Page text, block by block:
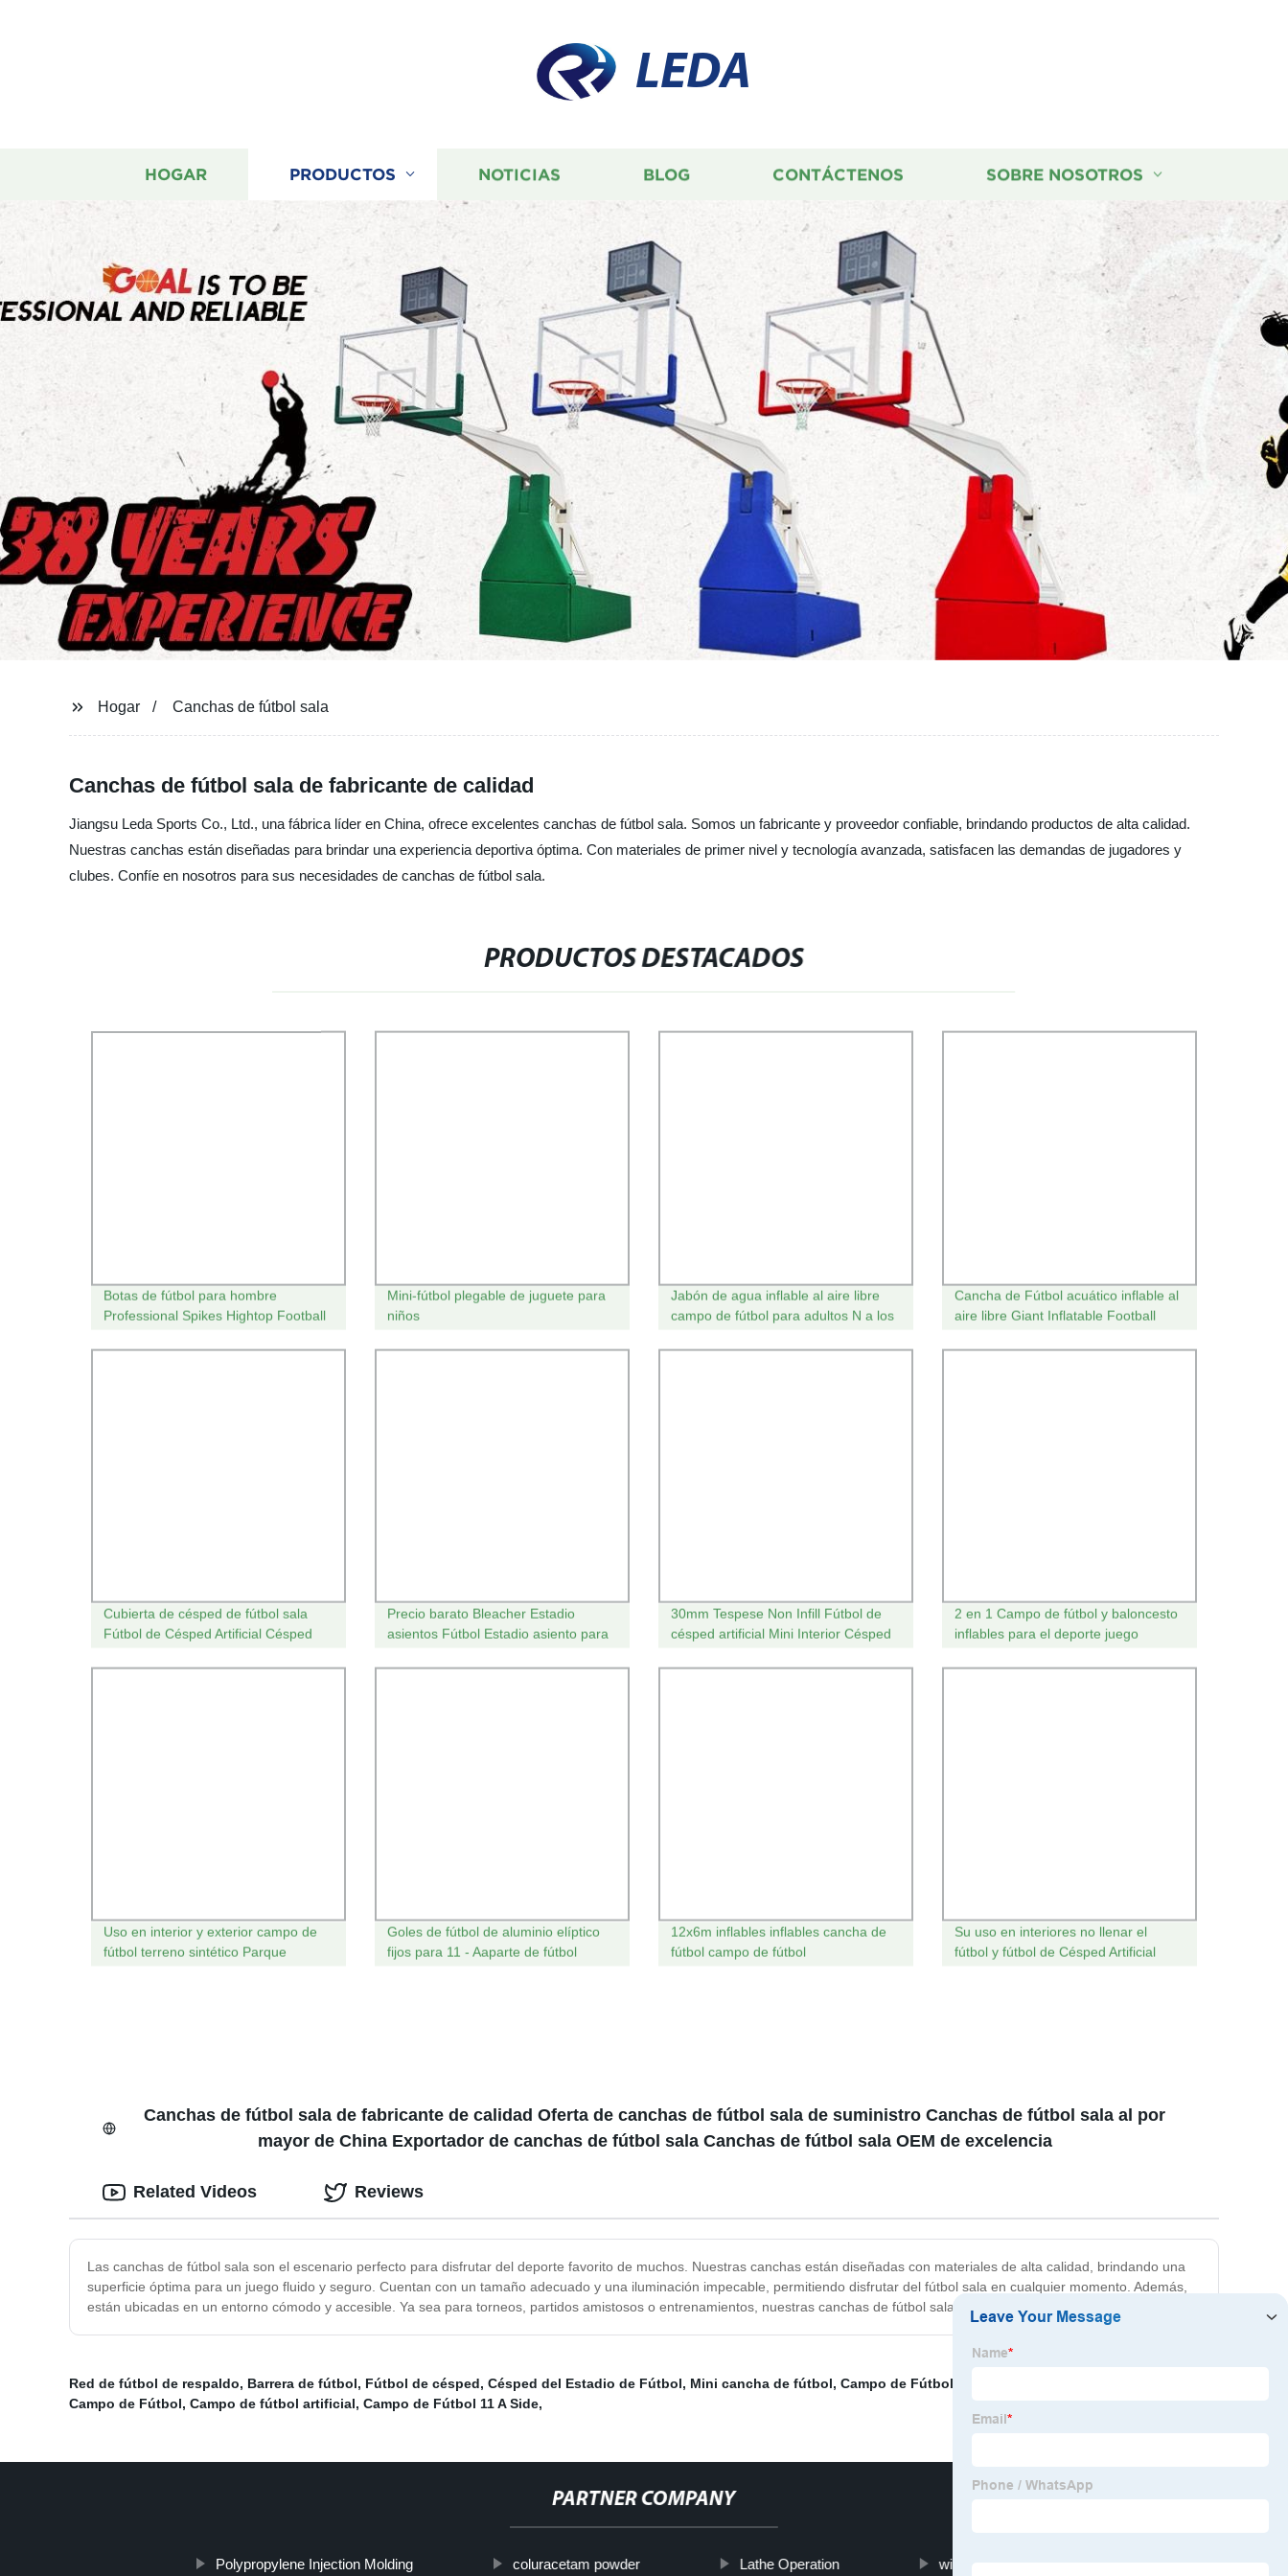
LEDA
HOGAR PRODUCTOS NOTICIAS BLOG CONTÁCTENOS SOBRE NOSOTROS
Hogar Canchas de fútbol sala
Canchas de fútbol sala de fabricante de calidad
Jiangsu Leda Sports Co., Ltd., una fábrica líder en China, ofrece excelentes canchas de fútbol sala. Somos un fabricante y proveedor confiable, brindando productos de alta calidad.
Nuestras canchas están diseñadas para brindar una experiencia deportiva óptima. Con materiales de primer nivel y tecnología avanzada, satisfacen las demandas de jugadores y
clubes. Confíe en nosotros para sus necesidades de canchas de fútbol sala.
PRODUCTOS DESTACADOS
Botas de fútbol para hombre
Professional Spikes Hightop Football
24f7009
Mini-fútbol plegable de juguete para
niños
Jabón de agua inflable al aire libre
campo de fútbol para adultos N a los
Cancha de Fútbol acuático inflable al
aire libre Giant Inflatable Football
Familia de la Escuela
Cubierta de césped de fútbol sala
Fútbol de Césped Artificial Césped
Precio barato Bleacher Estadio
asientos Fútbol Estadio asiento para
30mm Tespese Non Infill Fútbol de
césped artificial Mini Interior Césped
2 en 1 Campo de fútbol y baloncesto
inflables para el deporte juego
Uso en interior y exterior campo de
fútbol terreno sintético Parque
Goles de fútbol de aluminio elíptico
fijos para 11 - Aaparte de fútbol
12x6m inflables inflables cancha de
fútbol campo de fútbol
Su uso en interiores no llenar el
fútbol y fútbol de Césped Artificial
Canchas de fútbol sala de fabricante de calidad Oferta de canchas de fútbol sala de suministro Canchas de fútbol sala al por
mayor de China Exportador de canchas de fútbol sala Canchas de fútbol sala OEM de excelencia
Las canchas de fútbol sala son el escenario perfecto para disfrutar del deporte favorito de muchos. Nuestras canchas están diseñadas con materiales de alta calidad, brindando una
superficie óptima para un juego fluido y seguro. Cuentan con un tamaño adecuado y una iluminación impecable, permitiendo disfrutar del fútbol sala en cualquier momento. Además,
están ubicadas en un entorno cómodo y accesible. Ya sea para torneos, partidos amistosos o entrenamientos, nuestras canchas de fútbol sala son la elección ideal.
Related Videos Reviews
Red de fútbol de respaldo, Barrera de fútbol, Fútbol de césped, Césped del Estadio de Fútbol, Mini cancha de fútbol, Campo de Fútbol M2
Campo de Fútbol, Campo de fútbol artificial, Campo de Fútbol 11 A Side,
PARTNER COMPANY
Polypropylene Injection Molding coluracetam powder Lathe Operation wire twisting machine